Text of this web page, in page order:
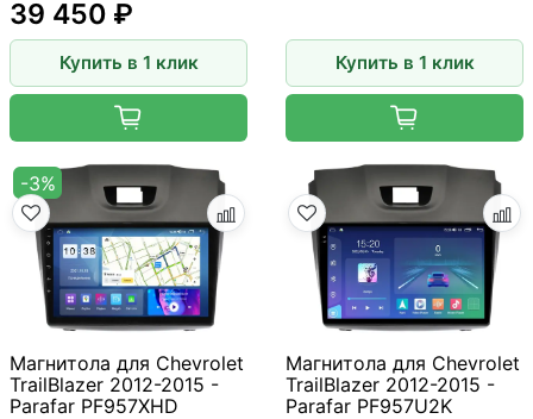
39 450 ₽
Купить в 1 клик Купить в 1 клик
-3%
Магнитола для Chevrolet
TrailBlazer 2012-2015 -
Parafar PF957XHD
Магнитола для Chevrolet
TrailBlazer 2012-2015 -
Parafar PF957U2K